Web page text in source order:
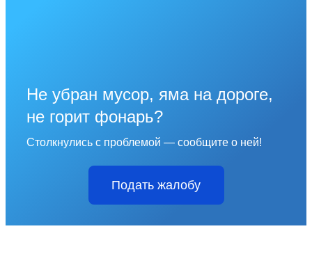
Не убран мусор, яма на дороге,
не горит фонарь?
Столкнулись с проблемой — сообщите о ней!
Подать жалобу